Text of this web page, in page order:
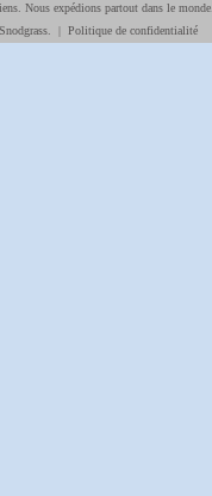
Nous expédions partout dans le monde.
| Politique de confidentialité